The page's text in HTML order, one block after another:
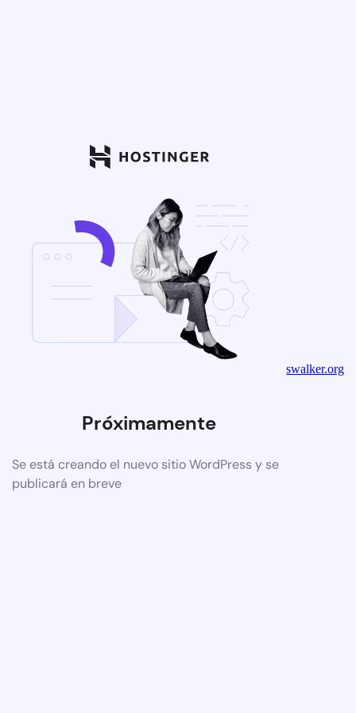
Próximamente
Se está creando el nuevo sitio WordPress y se
publicará en breve
swalker.org